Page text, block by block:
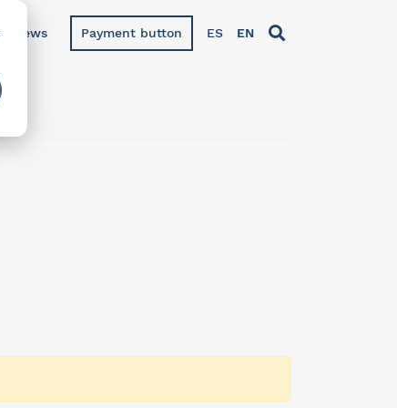
News Payment button ES EN